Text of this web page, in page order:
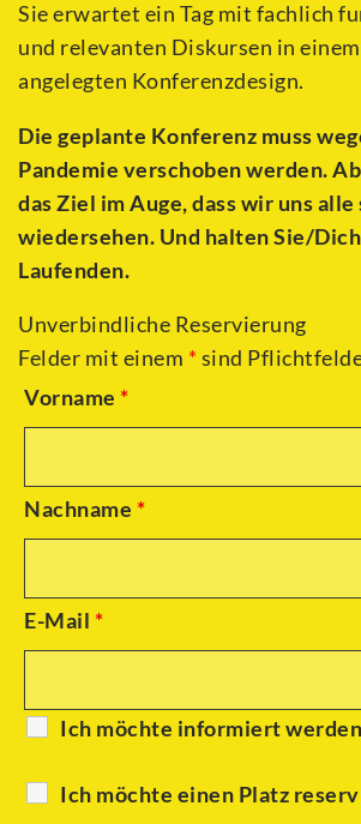
Sie erwartet ein Tag mit fachlich
und relevanten Diskursen in
angelegten Konferenzdesign.
Die geplante Konferenz muss
Pandemie verschoben werden.
das Ziel im Auge, dass wir uns alle
wiedersehen. Und halten Sie/
Laufenden.
Unverbindliche Reservierung
Felder mit einem *sind
Vorname *
Nachname *
E-Mail *
Ich möchte informiert
Ich möchte einen Platz